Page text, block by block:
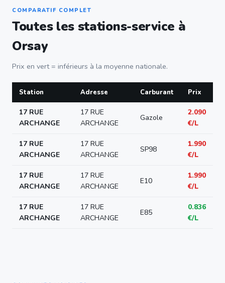
COMPARATIF COMPLET
Toutes les stations-service à
Orsay
Prix en vert = inférieurs à la moyenne nationale.
Station Adresse Carburant Prix
17 RUE
ARCHANGE
17 RUE
ARCHANGE
Gazole
2.090
€/L
17 RUE
ARCHANGE
17 RUE
ARCHANGE
SP98
1.990
€/L
17 RUE
ARCHANGE
17 RUE
ARCHANGE
E10
1.990
€/L
17 RUE
ARCHANGE
17 RUE
ARCHANGE
E85
0.836
€/L